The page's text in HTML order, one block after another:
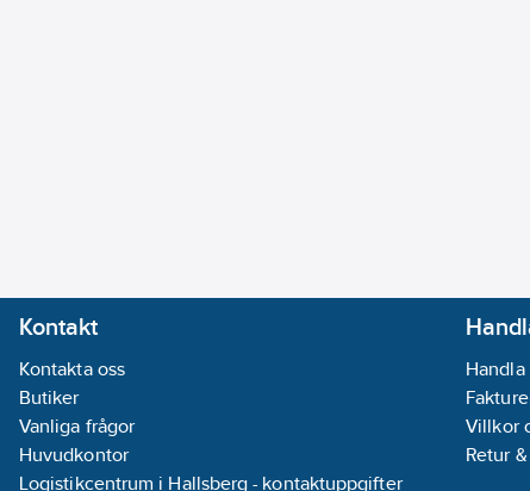
Kontakt
Kontakta oss
Butiker
Vanliga frågor
Huvudkontor
Logistikcentrum i Hallsberg - kontaktuppgifter
Handla
Villkor
Retur